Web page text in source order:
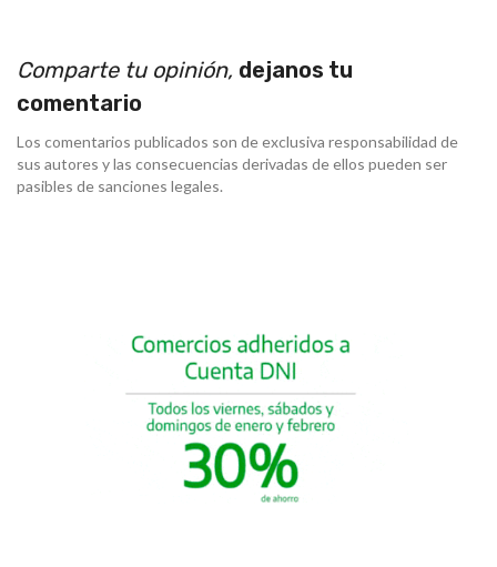
Comparte tu opinión, dejanos tu
comentario
Los comentarios publicados son de exclusiva responsabilidad de
sus autores y las consecuencias derivadas de ellos pueden ser
pasibles de sanciones legales.